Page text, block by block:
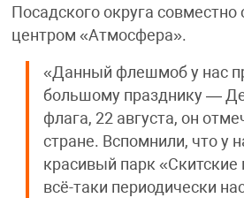
Посадского округа
центром «Атмосфера».
«Данный флешмоб у нас
большому празднику —
флага, 22 августа, он
стране. Вспомнили, что у
красивый парк «Скитские
всё-таки периодически